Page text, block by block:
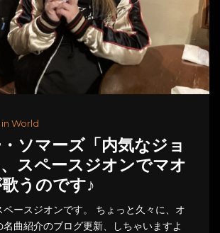
in World
ソマーズ「内気なジョ
スペースジオンでマオ
うのです♪
ペースジオンです。 ちょっと久々に、オ
曲紹介のブログ更新、しちゃいますよ